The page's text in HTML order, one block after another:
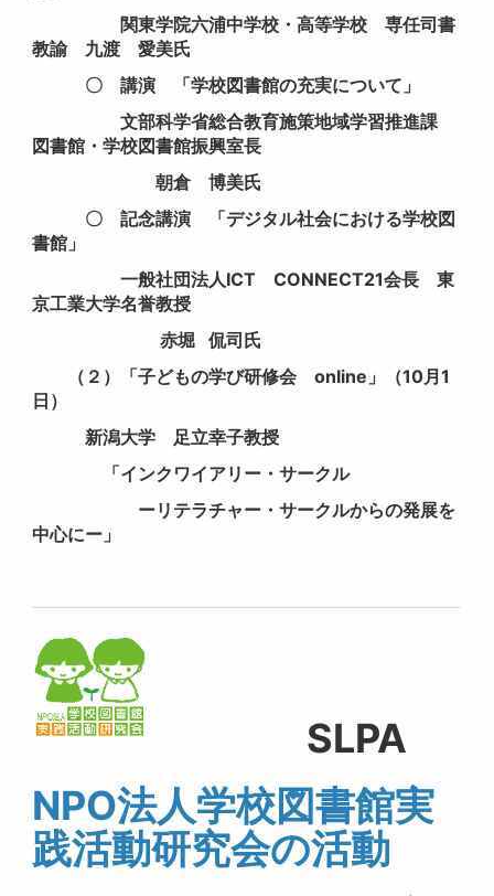
関東学院六浦中学校・高等学校 専任司書
教諭 九渡 愛美氏
〇 講演 「学校図書館の充実について」
文部科学省総合教育施策地域学習推進課
図書館・学校図書館振興室長
朝倉 博美氏
〇 記念講演 「デジタル社会における学校図
書館」
一般社団法人ICT CONNECT21会長 東
京工業大学名誉教授
赤堀 侃司氏
（２）「子どもの学び研修会 online」（10月1
日）
新潟大学 足立幸子教授
「インクワイアリー・サークル
ーリテラチャー・サークルからの発展を
中心にー」
SLPA
NPO法人学校図書館実
践活動研究会の活動